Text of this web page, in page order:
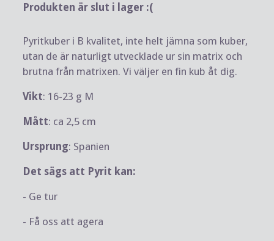
Produkten är slut i lager :(
Pyritkuber i B kvalitet, inte helt jämna som kuber,
utan de är naturligt utvecklade ur sin matrix och
brutna från matrixen. Vi väljer en fin kub åt dig.
Vikt: 16-23 g M
Mått: ca 2,5 cm
Ursprung: Spanien
Det sägs att Pyrit kan:
- Ge tur
- Få oss att agera